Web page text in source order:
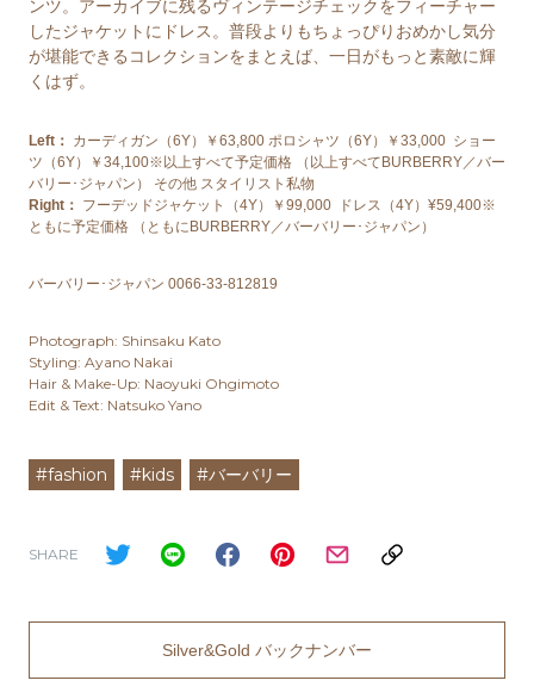
ンツ。アーカイブに残るヴィンテージチェックをフィーチャー
したジャケットにドレス。普段よりもちょっぴりおめかし気分
が堪能できるコレクションをまとえば、一日がもっと素敵に輝
くはず。
Left： カーディガン（6Y）￥63,800 ポロシャツ（6Y）￥33,000 ショー
ツ（6Y）￥34,100※以上すべて予定価格 （以上すべてBURBERRY／バー
バリー･ジャパン） その他 スタイリスト私物
Right： フーデッドジャケット（4Y）￥99,000 ドレス（4Y）¥59,400※
ともに予定価格 （ともにBURBERRY／バーバリー･ジャパン）
バーバリー･ジャパン 0066-33-812819
Photograph: Shinsaku Kato
Styling: Ayano Nakai
Hair & Make-Up: Naoyuki Ohgimoto
Edit & Text: Natsuko Yano
#fashion #kids #バーバリー
SHARE
Silver&Gold バックナンバー